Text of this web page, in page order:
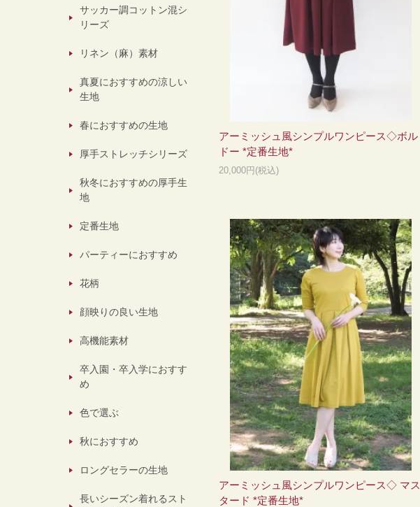
アーミッシュ風シンプルワンピース◇ボル
ドー *定番生地*
20,000円(税込)
アーミッシュ風シンプルワンピース◇ マス
タード *定番生地*
サッカー調コットン混シ
リーズ
リネン（麻）素材
真夏におすすめの涼しい
生地
春におすすめの生地
厚手ストレッチシリーズ
秋冬におすすめの厚手生
地
定番生地
パーティーにおすすめ
花柄
顔映りの良い生地
高機能素材
卒入園・卒入学におすす
め
色で選ぶ
秋におすすめ
ロングセラーの生地
長いシーズン着れるスト